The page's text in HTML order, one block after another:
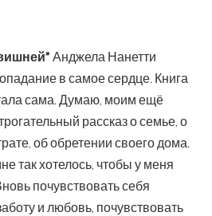
Анджела Нанетти
в самое сердце. Книга
сама. Думаю, моим ещё
рассказ о семье, о
об обретении своего дома.
так хотелось, чтобы у меня
почувствовать себя
и любовь, почувствовать